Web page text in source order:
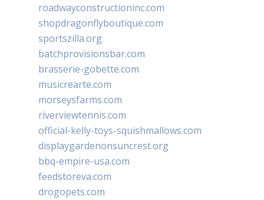
roadwayconstructioninc.com
shopdragonflyboutique.com
sportszilla.org
batchprovisionsbar.com
brasserie-gobette.com
musicrearte.com
morseysfarms.com
riverviewtennis.com
official-kelly-toys-squishmallows.com
displaygardenonsuncrest.org
bbq-empire-usa.com
feedstoreva.com
drogopets.com